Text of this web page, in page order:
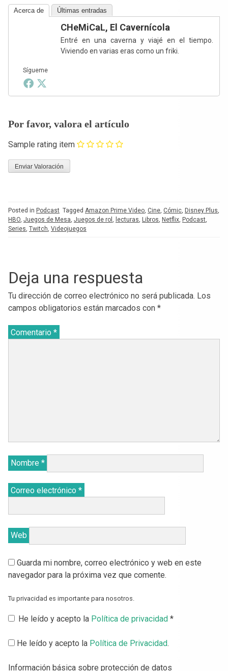
Acerca de Últimas entradas
Sígueme
CHeMiCaL, El Cavernícola
Entré en una caverna y viajé en el tiempo.
Viviendo en varias eras como un friki.
Por favor, valora el artículo
Sample rating item
Posted in Podcast Tagged Amazon Prime Video, Cine, Cómic, Disney Plus,
HBO, Juegos de Mesa, Juegos de rol , lecturas, Libros, Netflix, Podcast,
Series, Twitch, Videojuegos
Deja una respuesta
Tu dirección de correo electrónico no será publicada. Los
campos obligatorios están marcados con *
Comentario *
Nombre *
Correo electrónico *
Web
Guarda mi nombre, correo electrónico y web en este
navegador para la próxima vez que comente.
Tu privacidad es importante para nosotros.
He leído y acepto la Política de privacidad *
He leído y acepto la Política de Privacidad.
Información básica sobre protección de datos